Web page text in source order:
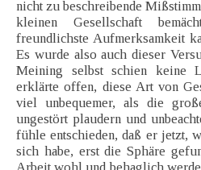
nicht zu beschreibende
kleinen Gesellschaft
freundlichste Aufmerksamkeit
Es wurde also auch dieser
Meining selbst schien keine
erklärte offen, diese Art von
viel unbequemer, als die
ungestört plaudern und
fühle entschieden, daß er jetzt,
sich habe, erst die Sphäre